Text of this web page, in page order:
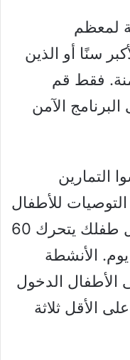
لمعظم
سنًا أو الذين
فقط قم
الآمن
التمارين
التوصيات للأطفال
أعلى قليلاً من البالغين. اجعل طفلك يتحرك 60
الأنشطة
الأطفال الدخول
الأقل ثلاثة